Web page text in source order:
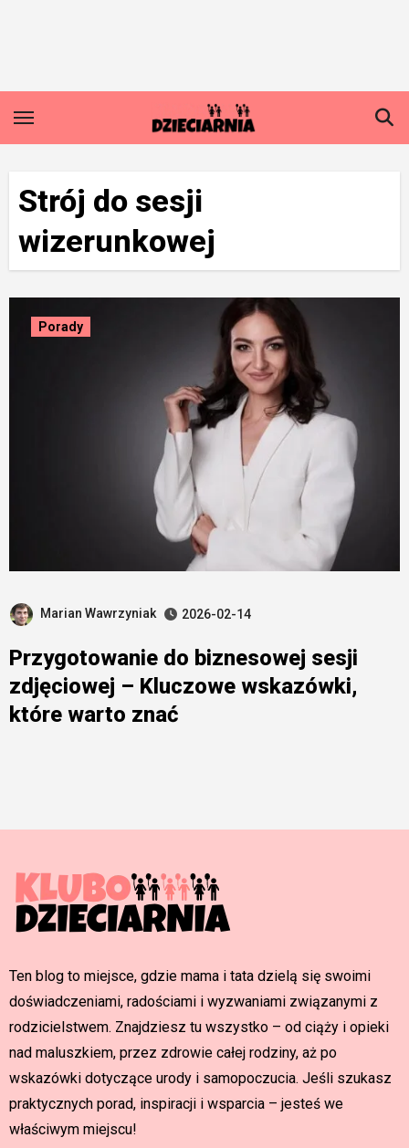
Strój do sesji
wizerunkowej
Porady
Marian Wawrzyniak 2026-02-14
Przygotowanie do biznesowej sesji
zdjęciowej – Kluczowe wskazówki,
które warto znać
Ten blog to miejsce, gdzie mama i tata dzielą się swoimi
doświadczeniami, radościami i wyzwaniami związanymi z
rodzicielstwem. Znajdziesz tu wszystko – od ciąży i opieki
nad maluszkiem, przez zdrowie całej rodziny, aż po
wskazówki dotyczące urody i samopoczucia. Jeśli szukasz
praktycznych porad, inspiracji i wsparcia – jesteś we
właściwym miejscu!